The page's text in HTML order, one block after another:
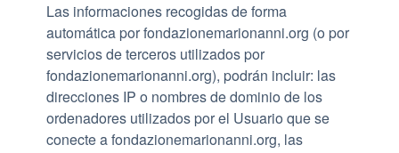
Las informaciones recogidas de forma
automática por fondazionemarionanni.org (o por
servicios de terceros utilizados por
fondazionemarionanni.org), podrán incluir: las
direcciones IP o nombres de dominio de los
ordenadores utilizados por el Usuario que se
conecte a fondazionemarionanni.org, las